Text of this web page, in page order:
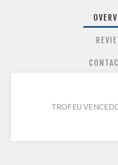
TROFEU